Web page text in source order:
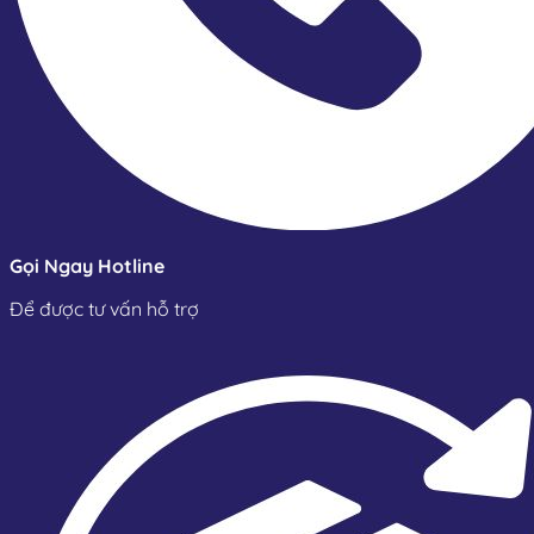
Gọi Ngay Hotline
Để được tư vấn hỗ trợ